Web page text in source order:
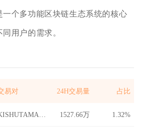
一个多功能区块链生态系统的核心
用户的需求。
易对 24H交易量 占比
1527.66万 1.32%